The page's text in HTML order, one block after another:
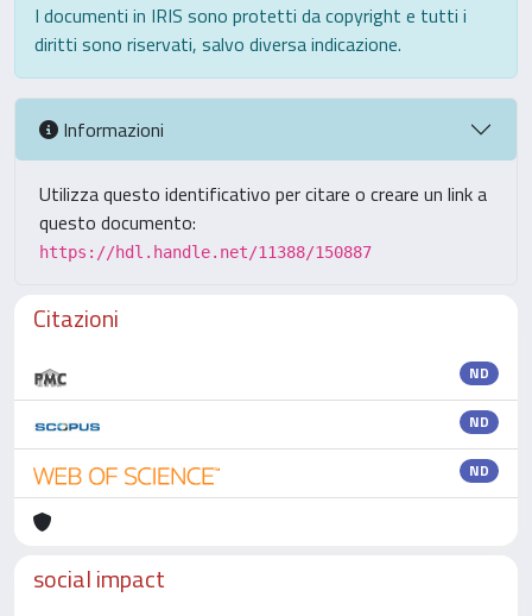
I documenti in IRIS sono protetti da copyright e tutti i
diritti sono riservati, salvo diversa indicazione.
Informazioni
Utilizza questo identificativo per citare o creare un link a
questo documento:
https://hdl.handle.net/11388/150887
Citazioni
ND
ND
ND
social impact